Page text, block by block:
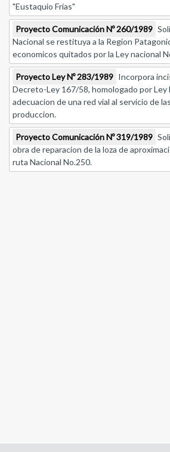
"Eustaquio Frias"
Proyecto Comunicación Nº 260/1989
Nacional se restituya a la Region
economicos quitados por la Ley nacional
Proyecto Ley Nº 283/1989 Incorpora
Decreto-Ley 167/58, homologado por Ley
adecuacion de una red vial al servicio de
produccion.
Proyecto Comunicación Nº 319/1989
obra de reparacion de la loza de
ruta Nacional No.250.